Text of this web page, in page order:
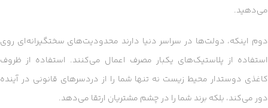
می‌دهید.
دوم اینکه، دولت‌ها در سراسر دنیا دارند محدودیت‌های سختگیرانه‌ای روی
استفاده از پلاستیک‌های یکبار مصرف اعمال می‌کنند. استفاده از ظروف
کاغذی دوستدار محیط زیست نه تنها شما را از دردسرهای قانونی در آینده
دور می‌کند، بلکه برند شما را در چشم مشتریان ارتقا می‌دهد.